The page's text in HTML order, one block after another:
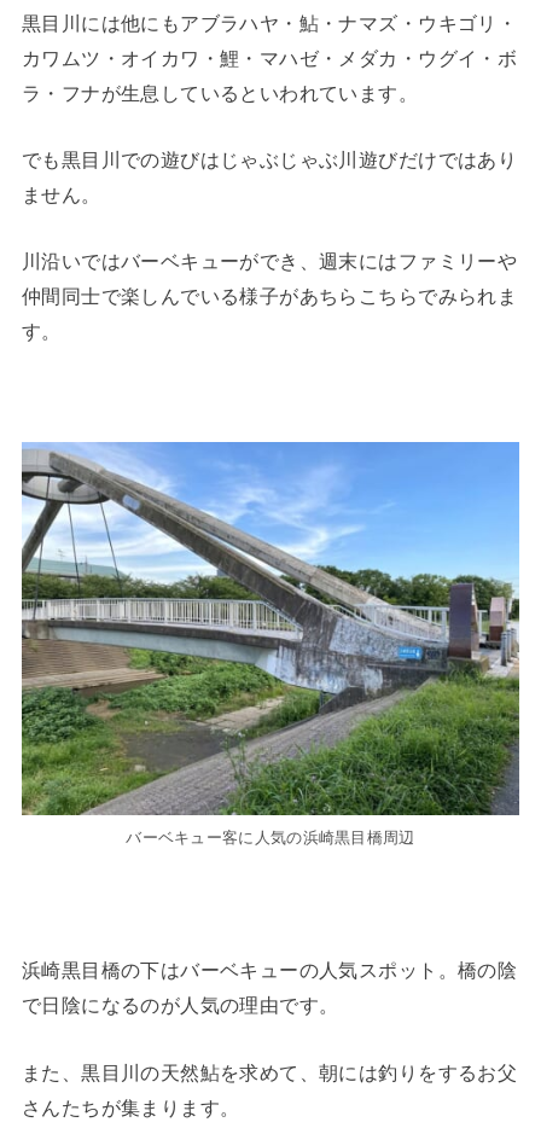
黒目川には他にもアブラハヤ・鮎・ナマズ・ウキゴリ・
カワムツ・オイカワ・鯉・マハゼ・メダカ・ウグイ・ボ
ラ・フナが生息しているといわれています。
でも黒目川での遊びはじゃぶじゃぶ川遊びだけではあり
ません。
川沿いではバーベキューができ、週末にはファミリーや
仲間同士で楽しんでいる様子があちらこちらでみられま
す。
バーベキュー客に人気の浜崎黒目橋周辺
浜崎黒目橋の下はバーベキューの人気スポット。橋の陰
で日陰になるのが人気の理由です。
また、黒目川の天然鮎を求めて、朝には釣りをするお父
さんたちが集まります。